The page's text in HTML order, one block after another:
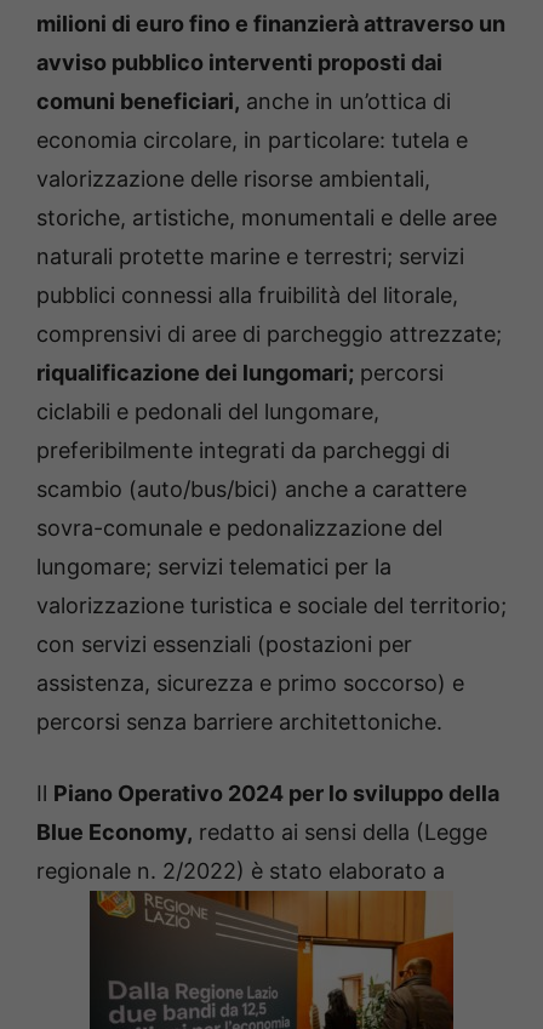
milioni di euro fino e finanzierà attraverso un
avviso pubblico interventi proposti dai
comuni beneficiari, anche in un’ottica di
economia circolare, in particolare: tutela e
valorizzazione delle risorse ambientali,
storiche, artistiche, monumentali e delle aree
naturali protette marine e terrestri; servizi
pubblici connessi alla fruibilità del litorale,
comprensivi di aree di parcheggio attrezzate;
riqualificazione dei lungomari; percorsi
ciclabili e pedonali del lungomare,
preferibilmente integrati da parcheggi di
scambio (auto/bus/bici) anche a carattere
sovra-comunale e pedonalizzazione del
lungomare; servizi telematici per la
valorizzazione turistica e sociale del territorio;
con servizi essenziali (postazioni per
assistenza, sicurezza e primo soccorso) e
percorsi senza barriere architettoniche.
Il Piano Operativo 2024 per lo sviluppo della
Blue Economy, redatto ai sensi della (Legge
regionale n. 2/2022) è stato elaborato a